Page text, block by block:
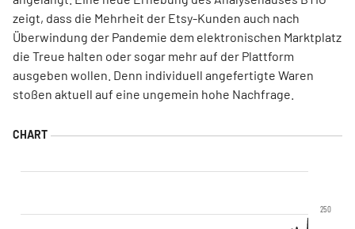
zeigt, dass die Mehrheit der Etsy-Kunden auch nach
Überwindung der Pandemie dem elektronischen Marktplatz
die Treue halten oder sogar mehr auf der Plattform
ausgeben wollen. Denn individuell angefertigte Waren
stoßen aktuell auf eine ungemein hohe Nachfrage.
250